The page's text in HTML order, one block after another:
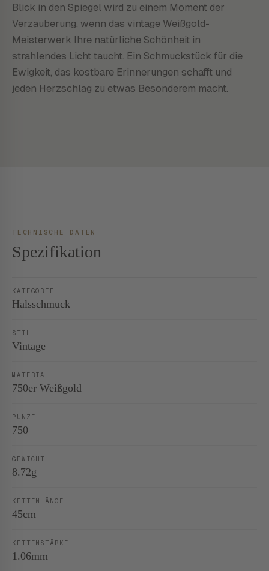
Blick in den Spiegel wird zu einem Moment der
Verzauberung, wenn das vintage Weißgold-
Meisterwerk Ihre natürliche Schönheit in
strahlendes Licht taucht. Ein Schmuckstück für die
Ewigkeit, das kostbare Erinnerungen schafft und
jeden Herzschlag zu etwas Besonderem macht.
TECHNISCHE DATEN
Spezifikation
KATEGORIE
Halsschmuck
STIL
Vintage
MATERIAL
750er Weißgold
PUNZE
750
GEWICHT
8.72g
KETTENLÄNGE
45cm
KETTENSTÄRKE
1.06mm